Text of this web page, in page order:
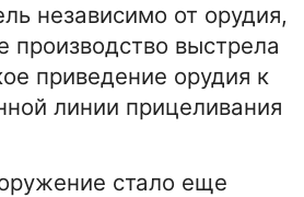
независимо от орудия,
производство выстрела
приведение орудия к
линии прицеливания
стало еще